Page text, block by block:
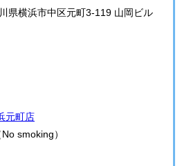
県横浜市中区元町3-119 山岡ビル
元町店
smoking）